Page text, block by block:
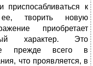
приспосабливаться к
творить новую
приобретает
характер. Это
прежде всего в
что проявляется, в